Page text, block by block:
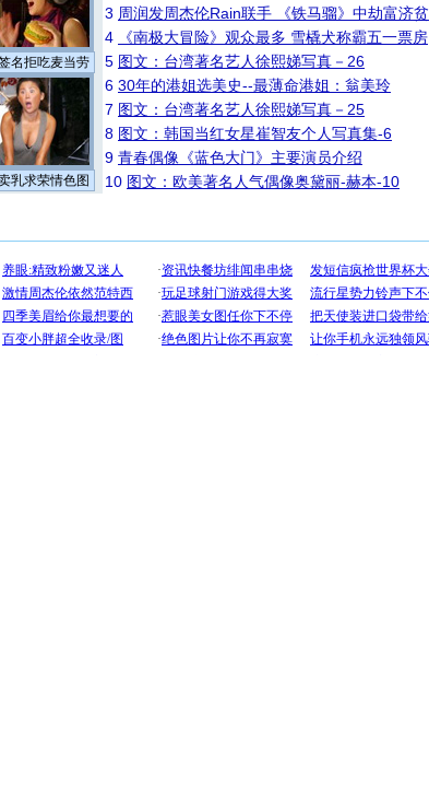
名拒吃麦当劳
乳求荣情色图
3 周润发周杰伦Rain联手 《铁马骝》中劫富济贫
4
《南极大冒险》观众最多 雪橇犬称霸五一票房
5 图文：台湾著名艺人徐熙娣写真－26
6 30年的港姐选美史--最薄命港姐：翁美玲
7 图文：台湾著名艺人徐熙娣写真－25
8 图文：韩国当红女星崔智友个人写真集-6
9 青春偶像《蓝色大门》主要演员介绍
10 图文：欧美著名人气偶像奥黛丽-赫本-10